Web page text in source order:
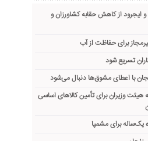
و ایجرود از کاهش حقابه کشاورزان و
برای حفاظت از آب
تسریع شود
با اعطای مشوق‌ها دنبال می‌شود
وزیران برای تأمین کالاهای اساسی
برای مشمپا